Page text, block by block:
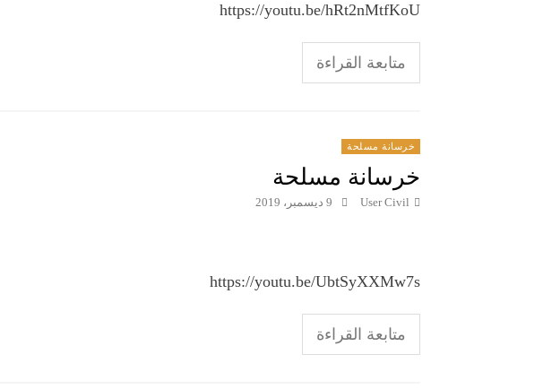
https://youtu.be/hRt2nMtfKoU
متابعة القراءة
خرسانة مسلحة
خرسانة مسلحة
User Civil 9 ديسمبر، 2019
https://youtu.be/UbtSyXXMw7s
متابعة القراءة